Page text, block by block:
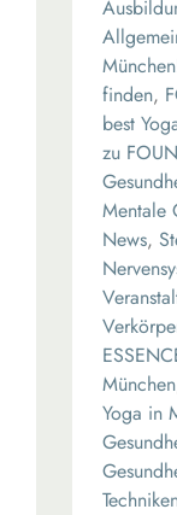
finden,
best
zu
Mentale
News,
München
Yoga in